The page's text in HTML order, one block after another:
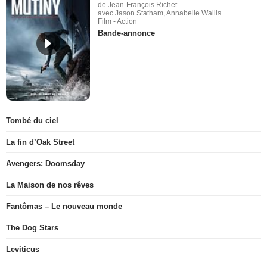
de Jean-François Richet
avec Jason Statham, Annabelle Wallis
Film - Action
Bande-annonce
Tombé du ciel
La fin d’Oak Street
Avengers: Doomsday
La Maison de nos rêves
Fantômas – Le nouveau monde
The Dog Stars
Leviticus